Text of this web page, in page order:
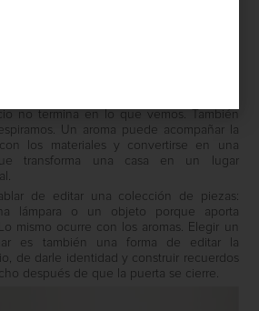
no termina en lo que vemos. También
Un aroma puede acompañar la
los materiales y convertirse en una
transforma una casa en un lugar
de editar una colección de piezas:
lámpara o un objeto porque aporta
mismo ocurre con los aromas. Elegir un
es también una forma de editar la
de darle identidad y construir recuerdos
después de que la puerta se cierre.